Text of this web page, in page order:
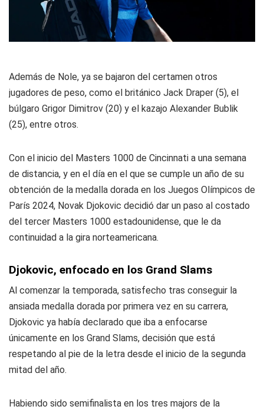
Además de Nole, ya se bajaron del certamen otros
jugadores de peso, como el británico Jack Draper (5), el
búlgaro Grigor Dimitrov (20) y el kazajo Alexander Bublik
(25), entre otros.
Con el inicio del Masters 1000 de Cincinnati a una semana
de distancia, y en el día en el que se cumple un año de su
obtención de la medalla dorada en los Juegos Olímpicos de
París 2024, Novak Djokovic decidió dar un paso al costado
del tercer Masters 1000 estadounidense, que le da
continuidad a la gira norteamericana.
Djokovic, enfocado en los Grand Slams
Al comenzar la temporada, satisfecho tras conseguir la
ansiada medalla dorada por primera vez en su carrera,
Djokovic ya había declarado que iba a enfocarse
únicamente en los Grand Slams, decisión que está
respetando al pie de la letra desde el inicio de la segunda
mitad del año.
Habiendo sido semifinalista en los tres majors de la